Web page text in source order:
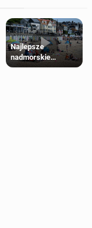
Najlepsze
nadmorskie
miasteczko blisko